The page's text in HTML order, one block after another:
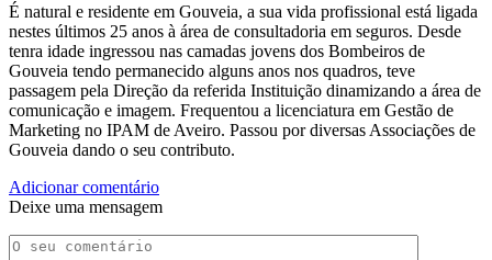
É natural e residente em Gouveia, a sua vida profissional está ligada
nestes últimos 25 anos à área de consultadoria em seguros. Desde
tenra idade ingressou nas camadas jovens dos Bombeiros de
Gouveia tendo permanecido alguns anos nos quadros, teve
passagem pela Direção da referida Instituição dinamizando a área de
comunicação e imagem. Frequentou a licenciatura em Gestão de
Marketing no IPAM de Aveiro. Passou por diversas Associações de
Gouveia dando o seu contributo.
Adicionar comentário
Deixe uma mensagem